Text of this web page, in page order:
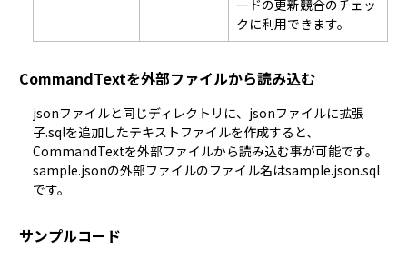
ードの更新競合のチェッ
クに利用できます。
CommandTextを外部ファイルから読み込む
jsonファイルと同じディレクトリに、jsonファイルに拡張
子.sqlを追加したテキストファイルを作成すると、
CommandTextを外部ファイルから読み込む事が可能です。
sample.jsonの外部ファイルのファイル名はsample.json.sql
です。
サンプルコード